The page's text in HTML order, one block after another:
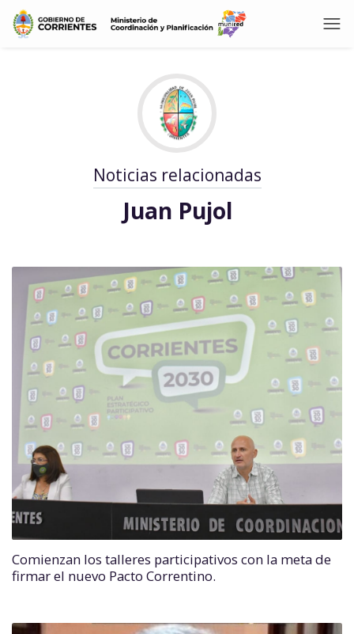
Noticias relacionadas
Juan Pujol
Comienzan los talleres participativos con la meta de
firmar el nuevo Pacto Correntino.